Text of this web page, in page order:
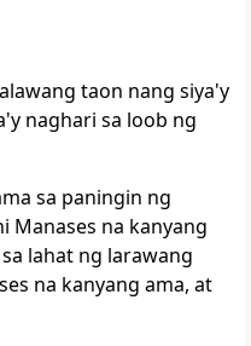
taon nang siya'y
naghari sa loob ng
sa paningin ng
Manases na kanyang
lahat ng larawang
na kanyang ama, at